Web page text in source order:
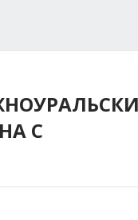
С